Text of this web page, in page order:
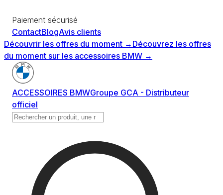
Paiement sécurisé
ContactBlogAvis clients
Découvrir les offres du moment → Découvrez les offres
du moment sur les accessoires BMW →
ACCESSOIRES BMWGroupe GCA - Distributeur
officiel